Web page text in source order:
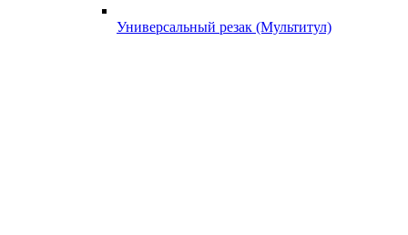
Универсальный резак (Мультитул)